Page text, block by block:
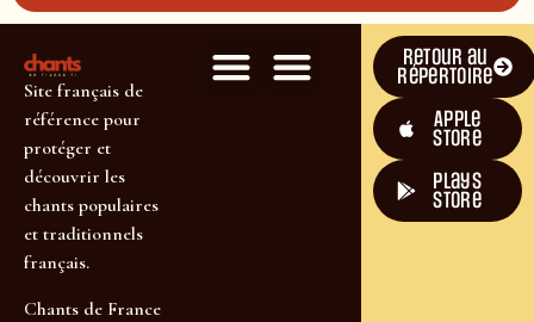
Site français de
référence pour
protéger et
découvrir les
chants populaires
et traditionnels
français.
Chants de France
Retour au
répertoire
Apple
Store
plays
store